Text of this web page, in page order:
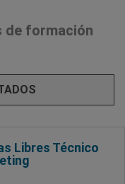
de formación
Libres Técnico